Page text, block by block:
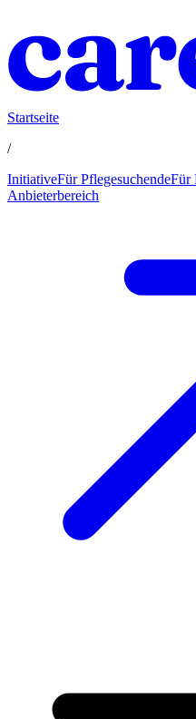
Startseite
/
InitiativeFür PflegesuchendeFür
Anbieterbereich